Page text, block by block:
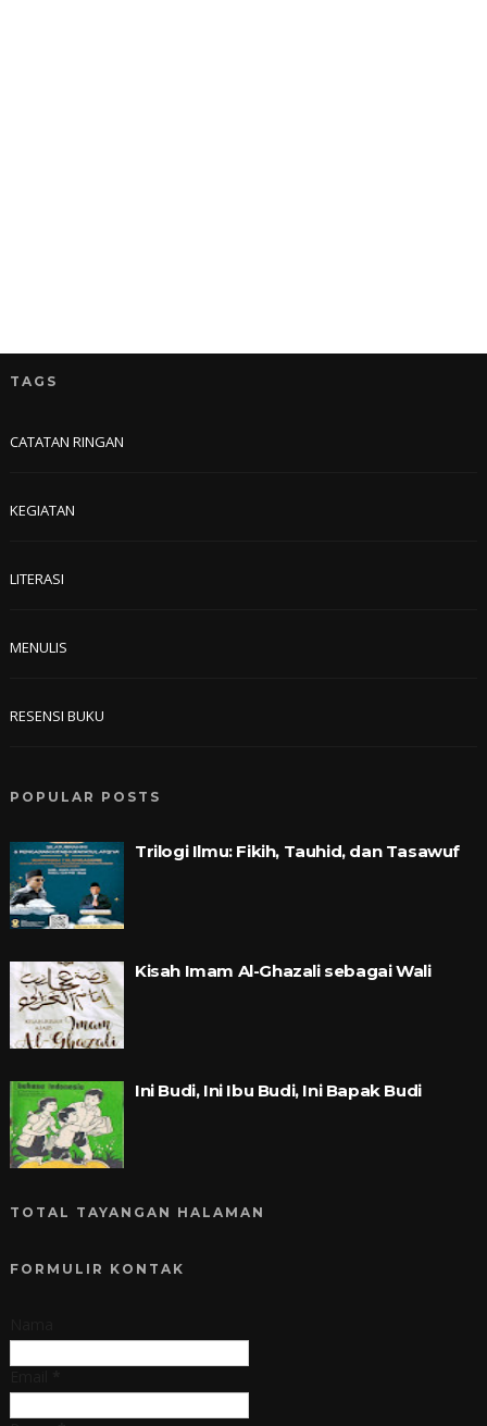
TAGS
CATATAN RINGAN
KEGIATAN
LITERASI
MENULIS
RESENSI BUKU
POPULAR POSTS
Trilogi Ilmu: Fikih, Tauhid, dan Tasawuf
Kisah Imam Al-Ghazali sebagai Wali
Ini Budi, Ini Ibu Budi, Ini Bapak Budi
TOTAL TAYANGAN HALAMAN
FORMULIR KONTAK